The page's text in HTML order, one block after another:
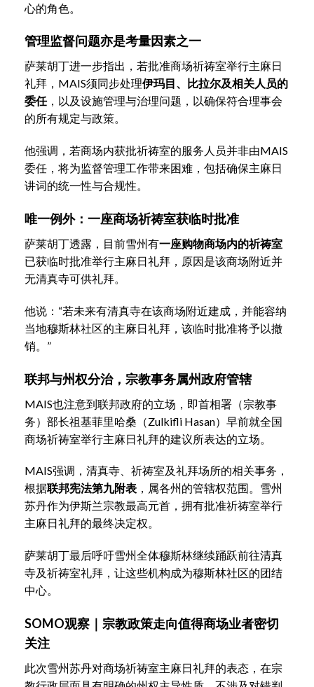
心的角色。
管理监督问题亦是考量因素之一
萨莱胡丁进一步指出，若批准商场祈祷室举行主麻日
礼拜，MAIS须同步处理伊玛目、比拉尔及相关人员的
委任，以及设施管理与治理问题，以确保符合理事会
的所有规定与政策。
他强调，若商场内获批祈祷室的服务人员并非由MAIS
委任，将为监督管理工作带来困难，包括确保主麻日
讲词的统一性与合规性。
唯一例外：一座商场祈祷室获临时批准
萨莱胡丁透露，目前雪州有一座购物商场内的祈祷室
已获临时批准举行主麻日礼拜，原因是该商场附近并
无清真寺可供礼拜。
他说：“若未来有清真寺在该商场附近建成，并能容纳
当地穆斯林社区的主麻日礼拜，该临时批准将予以撤
销。”
联邦与州权分治，宗教事务属州政府管辖
MAIS也注意到联邦政府的立场，即首相署（宗教事
务）部长祖基菲里哈桑（Zulkifli Hasan）早前就全国
商场祈祷室举行主麻日礼拜的建议所表达的立场。
MAIS强调，清真寺、祈祷室及礼拜场所的相关事务，
根据联邦宪法第九附表 ，属各州的管辖权范围。雪州
苏丹作为伊斯兰宗教最高元首，拥有批准祈祷室举行
主麻日礼拜的最终决定权。
萨莱胡丁最后呼吁雪州全体穆斯林继续踊跃前往清真
寺及祈祷室礼拜，让这些机构成为穆斯林社区的团结
中心。
SOMO观察｜宗教政策走向值得商场业者密切
关注
此次雪州苏丹对商场祈祷室主麻日礼拜的表态，在宗